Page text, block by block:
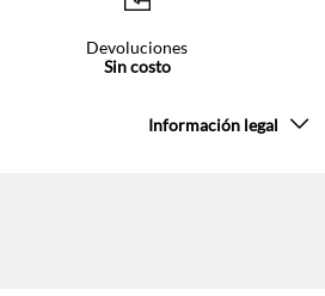
Devoluciones
Sin costo
Información legal